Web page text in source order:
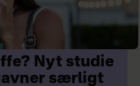
Nyt studie
særligt